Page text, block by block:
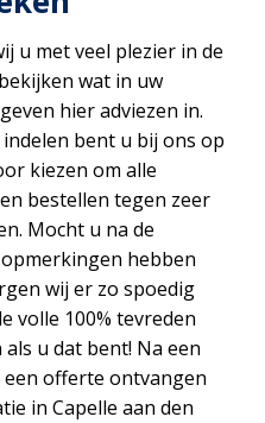
u met veel plezier in de
wat in uw
hier adviezen in.
bent u bij ons op
kiezen om alle
bestellen tegen zeer
Mocht u na de
hebben
wij er zo spoedig
volle 100% tevreden
u dat bent! Na een
offerte ontvangen
in Capelle aan den